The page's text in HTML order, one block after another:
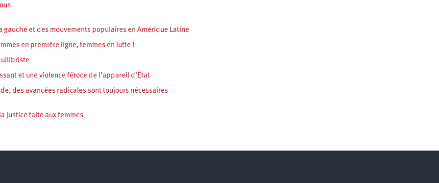
gauche et des mouvements populaires en Amérique Latine
en première ligne, femmes en lutte !
et une violence féroce de l’appareil d’État
des avancées radicales sont toujours nécessaires
justice faite aux femmes